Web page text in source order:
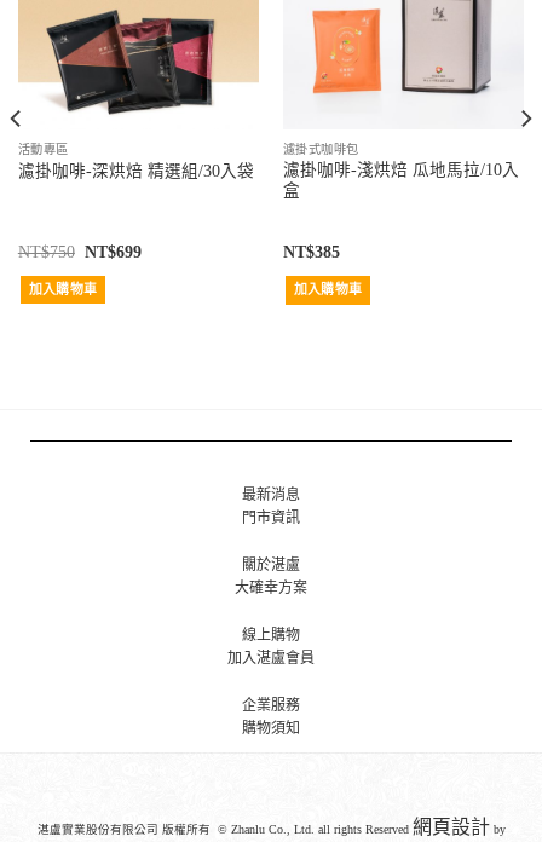
活動專區
濾掛咖啡-深烘焙 精選組/30入袋
NT$750 NT$699
加入購物車
濾掛式咖啡包
濾掛咖啡-淺烘焙 瓜地馬拉/10入
盒
NT$385
加入購物車
最新消息
門市資訊
關於湛盧
大確幸方案
線上購物
加入湛盧會員
企業服務
購物須知
湛盧實業股份有限公司 版權所有 © Zhanlu Co., Ltd. all rights Reserved 網頁設計by